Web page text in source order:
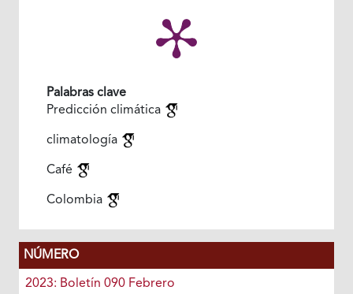
Palabras clave
Predicción climática
climatología
Café
Colombia
NÚMERO
2023: Boletín 090 Febrero